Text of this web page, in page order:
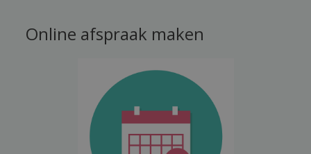
Online afspraak maken